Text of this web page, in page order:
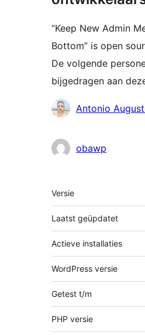
“Keep New Admin
Bottom” is open
De volgende
bijgedragen aan
Bijdragers
Antonio
obawp
Meta
Versie
Laatst geüpdatet
Actieve installaties
WordPress versie
Getest t/m
PHP versie